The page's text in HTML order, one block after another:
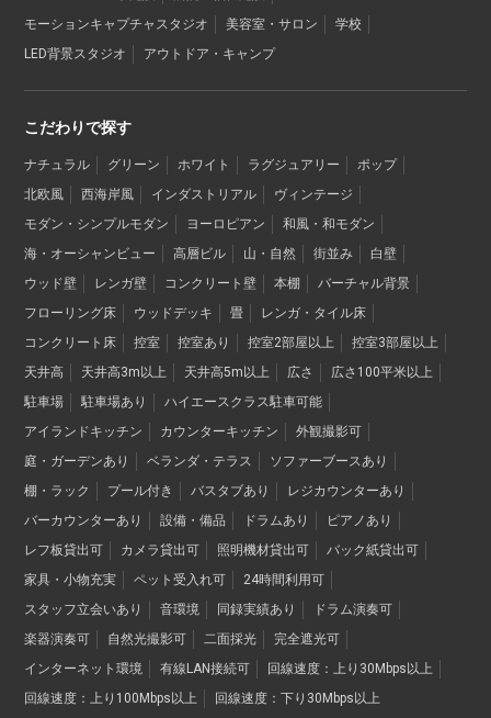
モーションキャプチャスタジオ
美容室・サロン
学校
LED背景スタジオ
アウトドア・キャンプ
こだわりで探す
ナチュラル グリーン ホワイト ラグジュアリー
ポップ
北欧風
西海岸風 インダストリアル
ヴィンテージ
モダン・シンプルモダン
ヨーロピアン
和風・和モダン
海・オーシャンビュー
高層ビル 山・自然 街並み
白壁
ウッド壁
レンガ壁 コンクリート壁 本棚
バーチャル背景
フローリング床
ウッドデッキ 畳
レンガ・タイル床
コンクリート床
控室 控室あり 控室2部屋以上
控室3部屋以上
天井高
天井高3m以上 天井高5m以上 広さ
広さ100平米以上
駐車場
駐車場あり
ハイエースクラス駐車可能
アイランドキッチン
カウンターキッチン
外観撮影可
庭・ガーデンあり
ベランダ・テラス
ソファーブースあり
棚・ラック
プール付き バスタブあり
レジカウンターあり
バーカウンターあり
設備・備品 ドラムあり
ピアノあり
レフ板貸出可
カメラ貸出可 照明機材貸出可
バック紙貸出可
家具・小物充実
ペット受入れ可
24時間利用可
スタッフ立会いあり
音環境 同録実績あり
ドラム演奏可
楽器演奏可
自然光撮影可 二面採光
完全遮光可
インターネット環境
有線LAN接続可
回線速度：上り30Mbps以上
回線速度：上り100Mbps以上
回線速度：下り30Mbps以上